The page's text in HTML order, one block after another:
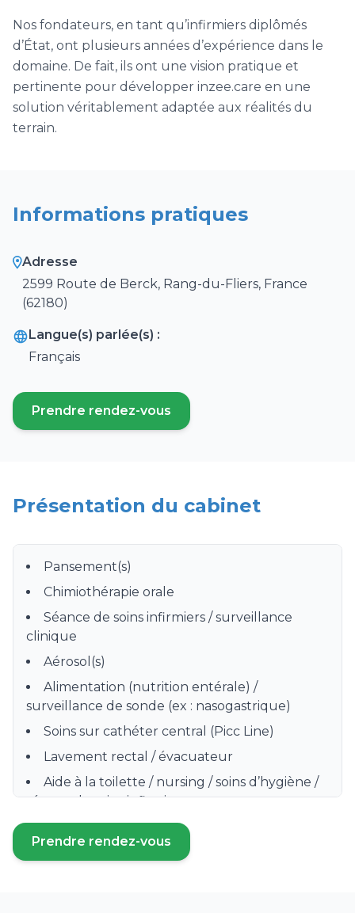
Nos fondateurs, en tant qu’infirmiers diplômés
d’État, ont plusieurs années d’expérience dans le
domaine. De fait, ils ont une vision pratique et
pertinente pour développer inzee.care en une
solution véritablement adaptée aux réalités du
terrain.
Informations pratiques
Adresse
2599 Route de Berck, Rang-du-Fliers, France
(62180)
Langue(s) parlée(s) :
Français
Prendre rendez-vous
(ouvre un nouvel onglet)
Présentation du cabinet
Pansement(s)
Chimiothérapie orale
Séance de soins infirmiers / surveillance
clinique
Aérosol(s)
Alimentation (nutrition entérale) /
surveillance de sonde (ex : nasogastrique)
Soins sur cathéter central (Picc Line)
Lavement rectal / évacuateur
Aide à la toilette / nursing / soins d’hygiène /
séance de soins infirmiers
Préparation, distribution et surveillance de
prise de médicament
Prendre rendez-vous
(ouvre un nouvel onglet)